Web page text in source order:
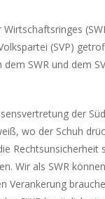
(SVP)
SWR und dem
der
wo der Schuh
Rechtsunsicherheit
Wir als SWR
Verankerung